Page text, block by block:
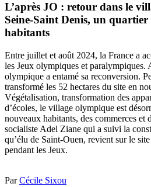
L’après JO : retour dans le
Seine-Saint Denis, un
habitants
Entre juillet et août 2024, la France a
les Jeux olympiques et paralympiques.
olympique a entamé sa reconversion.
transformé les 52 hectares du site en
Végétalisation, transformation des
d’écoles, le village olympique est
nouveaux habitants, des commerces et
socialiste Adel Ziane qui a suivi la
qu’élu de Saint-Ouen, revient sur le
pendant les Jeux.
ParCécile Sixou